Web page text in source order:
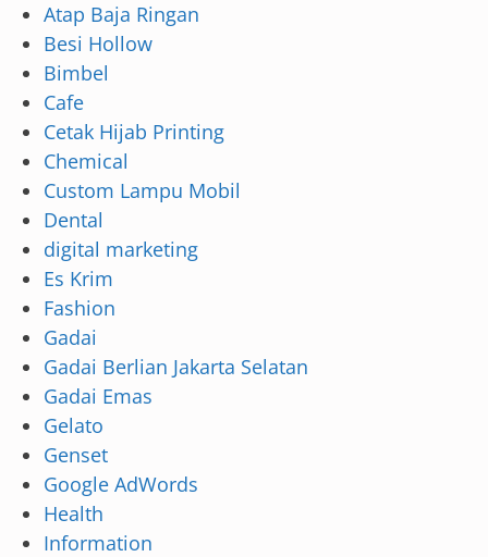
Atap Baja Ringan
Besi Hollow
Bimbel
Cafe
Cetak Hijab Printing
Chemical
Custom Lampu Mobil
Dental
digital marketing
Es Krim
Fashion
Gadai
Gadai Berlian Jakarta Selatan
Gadai Emas
Gelato
Genset
Google AdWords
Health
Information